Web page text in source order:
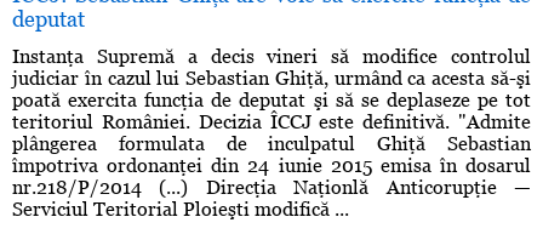
deputat
Instanţa Supremă a decis vineri să modifice controlul
judiciar în cazul lui Sebastian Ghiţă, urmând ca acesta să-şi
poată exercita funcţia de deputat şi să se deplaseze pe tot
teritoriul României. Decizia ÎCCJ este definitivă. "Admite
plângerea formulata de inculpatul Ghiţă Sebastian
împotriva ordonanţei din 24 iunie 2015 emisa în dosarul
nr.218/P/2014 (...) Direcţia Naţionlă Anticorupţie —
Serviciul Teritorial Ploieşti modifică ...